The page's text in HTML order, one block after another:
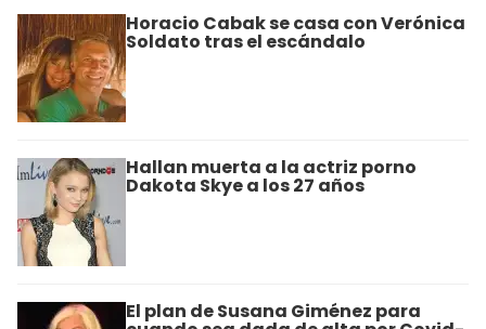
Horacio Cabak se casa con Verónica
Soldato tras el escándalo
Hallan muerta a la actriz porno
Dakota Skye a los 27 años
El plan de Susana Giménez para